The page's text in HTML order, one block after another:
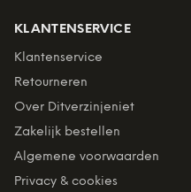
KLANTENSERVICE
Klantenservice
Retourneren
Over Ditverzinjeniet
Zakelijk bestellen
Algemene voorwaarden
Privacy & cookies